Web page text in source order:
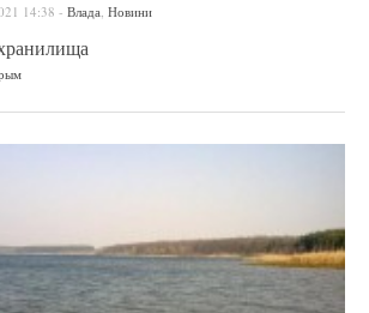
14:38 - Влада, Новини